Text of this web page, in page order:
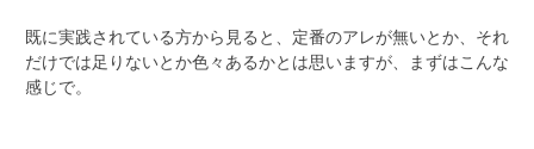
既に実践されている方から見ると、定番のアレが無いとか、それ
だけでは足りないとか色々あるかとは思いますが、まずはこんな
感じで。